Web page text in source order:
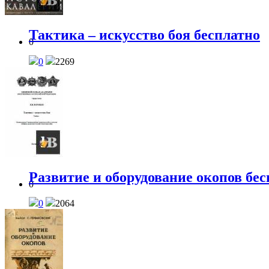
0
Тактика – искусство боя бесплатно
0 2269
0
Развитие и оборудование окопов
0 2064